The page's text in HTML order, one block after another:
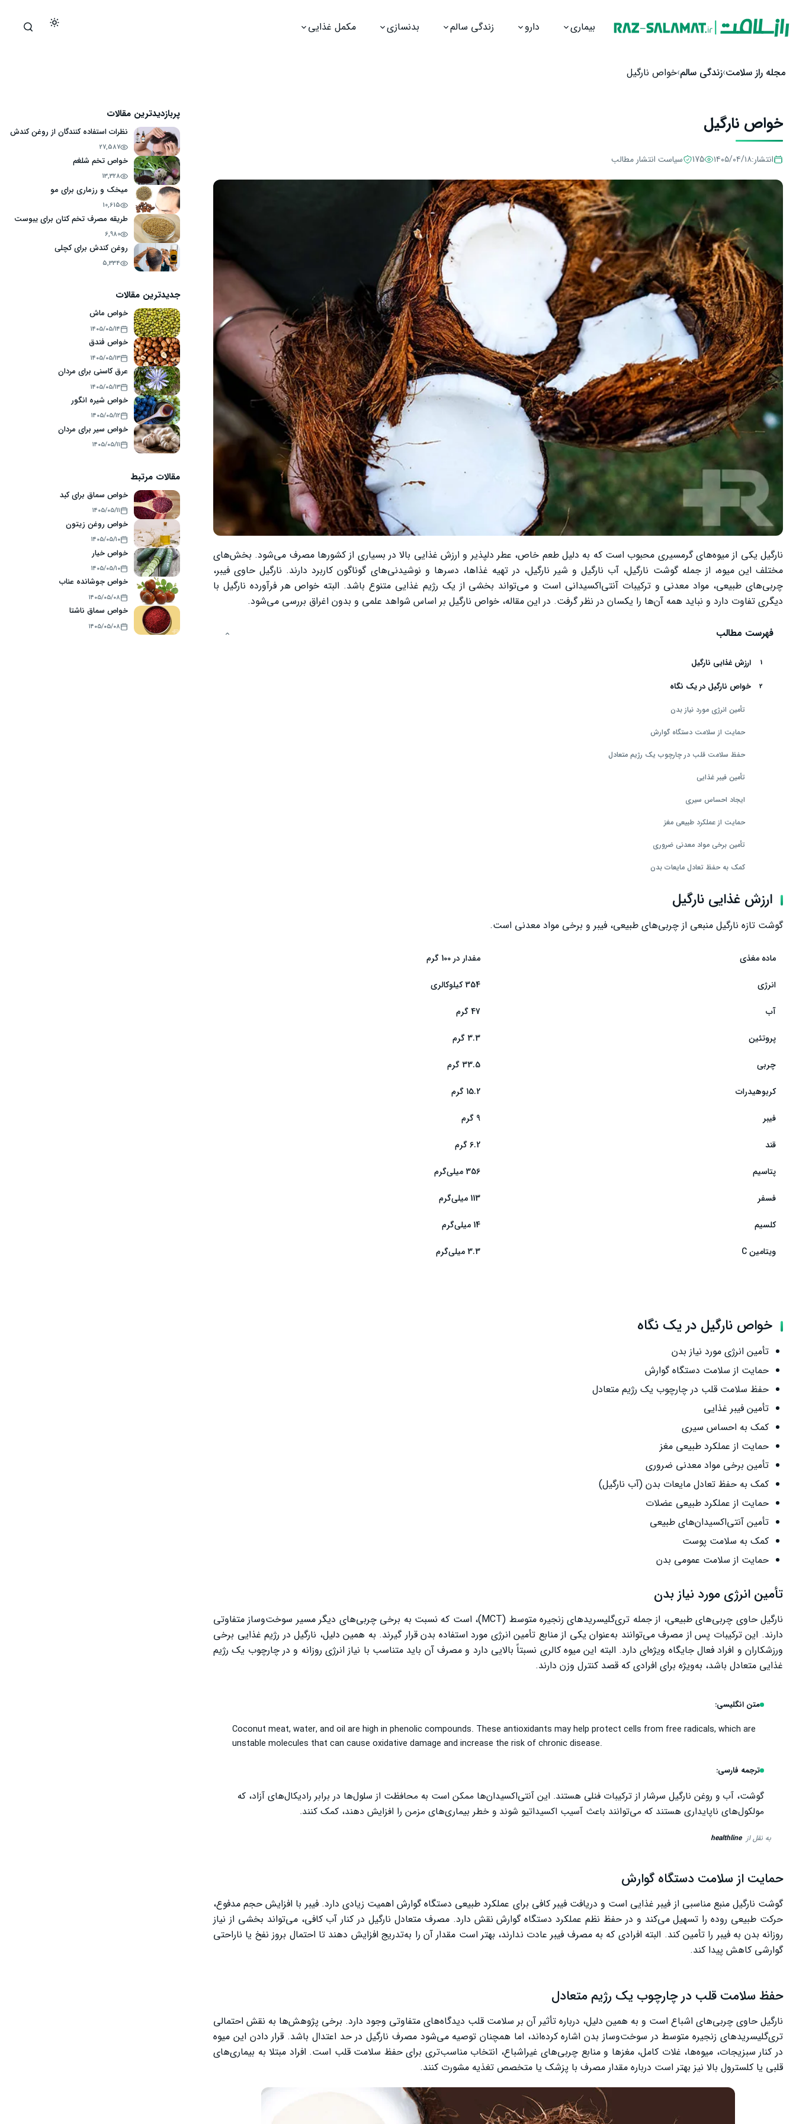
بیماری دارو زندگی سالم بدنسازی مکمل غذایی
مجله راز سلامت زندگی سالم خواص نارگیل
خواص نارگیل
انتشار:۱۴۰۵/۰۴/۱۸ 175 سیاست انتشار مطالب
نارگیل یکی از میوه‌های گرمسیری محبوب است که به دلیل طعم خاص، عطر دلپذیر و ارزش غذایی بالا در بسیاری از کشورها مصرف می‌شود. بخش‌های
مختلف این میوه، از جمله گوشت نارگیل، آب نارگیل و شیر نارگیل، در تهیه غذاها، دسرها و نوشیدنی‌های گوناگون کاربرد دارند. نارگیل حاوی فیبر،
چربی‌های طبیعی، مواد معدنی و ترکیبات آنتی‌اکسیدانی است و می‌تواند بخشی از یک رژیم غذایی متنوع باشد. البته خواص هر فرآورده نارگیل با
دیگری تفاوت دارد و نباید همه آن‌ها را یکسان در نظر گرفت. در این مقاله، خواص نارگیل بر اساس شواهد علمی و بدون اغراق بررسی می‌شود.
فهرست مطالب
ارزش غذایی نارگیل
خواص نارگیل در یک نگاه
تأمین انرژی مورد نیاز بدن
حمایت از سلامت دستگاه گوارش
حفظ سلامت قلب در چارچوب یک رژیم متعادل
تأمین فیبر غذایی
ایجاد احساس سیری
حمایت از عملکرد طبیعی مغز
تأمین برخی مواد معدنی ضروری
کمک به حفظ تعادل مایعات بدن
حمایت از عملکرد طبیعی عضلات
حمایت از سلامت عمومی بدن
نتیجه‌گیری
ارزش غذایی نارگیل
گوشت تازه نارگیل منبعی از چربی‌های طبیعی، فیبر و برخی مواد معدنی است.
ماده مغذی مفدار در 100 گرم
انرژی 354 کیلوکالری
آب 47 گرم
پروتئین 3.3 گرم
چربی 33.5 گرم
کربوهیدرات 15.2 گرم
فیبر 9 گرم
قند 6.2 گرم
پتاسیم 356 میلی‌گرم
فسفر 113 میلی‌گرم
کلسیم 14 میلی‌گرم
ویتامین C 3.3 میلی‌گرم
خواص نارگیل در یک نگاه
تأمین انرژی مورد نیاز بدن
حمایت از سلامت دستگاه گوارش
حفظ سلامت قلب در چارچوب یک رژیم متعادل
تأمین فیبر غذایی
کمک به احساس سیری
حمایت از عملکرد طبیعی مغز
تأمین برخی مواد معدنی ضروری
کمک به حفظ تعادل مایعات بدن (آب نارگیل)
حمایت از عملکرد طبیعی عضلات
تأمین آنتی‌اکسیدان‌های طبیعی
کمک به سلامت پوست
حمایت از سلامت عمومی بدن
تأمین انرژی مورد نیاز بدن
نارگیل حاوی چربی‌های طبیعی، از جمله تری‌گلیسریدهای زنجیره متوسط (MCT)، است که نسبت به برخی چربی‌های دیگر مسیر سوخت‌وساز متفاوتی
دارند. این ترکیبات پس از مصرف می‌توانند به‌عنوان یکی از منابع تأمین انرژی مورد استفاده بدن قرار گیرند. به همین دلیل، نارگیل در رژیم غذایی برخی
ورزشکاران و افراد فعال جایگاه ویژه‌ای دارد. البته این میوه کالری نسبتاً بالایی دارد و مصرف آن باید متناسب با نیاز انرژی روزانه و در چارچوب یک رژیم
غذایی متعادل باشد، به‌ویژه برای افرادی که قصد کنترل وزن دارند.
متن انگلیسی:
Coconut meat, water, and oil are high in phenolic compounds. These antioxidants may help protect cells from free radicals, which are
unstable molecules that can cause oxidative damage and increase the risk of chronic disease.
ترجمه فارسی:
گوشت، آب و روغن نارگیل سرشار از ترکیبات فنلی هستند. این آنتی‌اکسیدان‌ها ممکن است به محافظت از سلول‌ها در برابر رادیکال‌های آزاد، که
مولکول‌های ناپایداری هستند که می‌توانند باعث آسیب اکسیداتیو شوند و خطر بیماری‌های مزمن را افزایش دهند، کمک کنند.
به نقل از healthline
حمایت از سلامت دستگاه گوارش
گوشت نارگیل منبع مناسبی از فیبر غذایی است و دریافت فیبر کافی برای عملکرد طبیعی دستگاه گوارش اهمیت زیادی دارد. فیبر با افزایش حجم مدفوع،
حرکت طبیعی روده را تسهیل می‌کند و در حفظ نظم عملکرد دستگاه گوارش نقش دارد. مصرف متعادل نارگیل در کنار آب کافی، می‌تواند بخشی از نیاز
روزانه بدن به فیبر را تأمین کند. البته افرادی که به مصرف فیبر عادت ندارند، بهتر است مقدار آن را به‌تدریج افزایش دهند تا احتمال بروز نفخ یا ناراحتی
گوارشی کاهش پیدا کند.
حفظ سلامت قلب در چارچوب یک رژیم متعادل
نارگیل حاوی چربی‌های اشباع است و به همین دلیل، درباره تأثیر آن بر سلامت قلب دیدگاه‌های متفاوتی وجود دارد. برخی پژوهش‌ها به نقش احتمالی
تری‌گلیسریدهای زنجیره متوسط در سوخت‌وساز بدن اشاره کرده‌اند، اما همچنان توصیه می‌شود مصرف نارگیل در حد اعتدال باشد. قرار دادن این میوه
در کنار سبزیجات، میوه‌ها، غلات کامل، مغزها و منابع چربی‌های غیراشباع، انتخاب مناسب‌تری برای حفظ سلامت قلب است. افراد مبتلا به بیماری‌های
قلبی یا کلسترول بالا نیز بهتر است درباره مقدار مصرف با پزشک یا متخصص تغذیه مشورت کنند.
پربازدیدترین مقالات
نظرات استفاده کنندگان از روغن کندش
27,587
خواص تخم شلغم
13,328
میخک و رزماری برای مو
10,615
طریقه مصرف تخم کتان برای یبوست
6,980
روغن کندش برای کچلی
5,334
جدیدترین مقالات
خواص ماش
۱۴۰۵/۰۵/۱۴
خواص فندق
۱۴۰۵/۰۵/۱۳
عرق کاسنی برای مردان
۱۴۰۵/۰۵/۱۳
خواص شیره انگور
۱۴۰۵/۰۵/۱۲
خواص سیر برای مردان
۱۴۰۵/۰۵/۱۱
مقالات مرتبط
خواص سماق برای کبد
۱۴۰۵/۰۵/۱۱
خواص روغن زیتون
۱۴۰۵/۰۵/۱۰
خواص خیار
۱۴۰۵/۰۵/۱۰
خواص جوشانده عناب
۱۴۰۵/۰۵/۰۸
خواص سماق ناشتا
۱۴۰۵/۰۵/۰۸